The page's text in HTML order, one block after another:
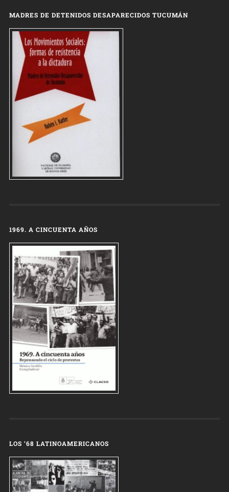
MADRES DE DETENIDOS DESAPARECIDOS TUCUMÁN
1969. A CINCUENTA AÑOS
LOS ’68 LATINOAMERICANOS